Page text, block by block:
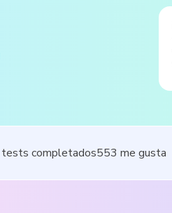
tests completados553 me gusta